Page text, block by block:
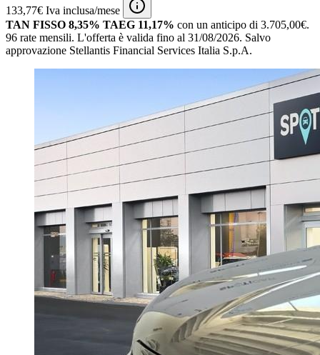
133,77€ Iva inclusa/mese
TAN FISSO 8,35% TAEG 11,17% con un anticipo di 3.705,00€.
96 rate mensili. L'offerta è valida fino al 31/08/2026. Salvo
approvazione Stellantis Financial Services Italia S.p.A.